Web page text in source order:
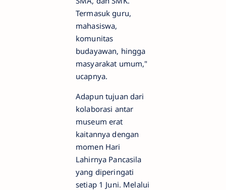
Termasuk guru,
mahasiswa,
komunitas
budayawan, hingga
masyarakat umum,"
ucapnya.
Adapun tujuan dari
kolaborasi antar
museum erat
kaitannya dengan
momen Hari
Lahirnya Pancasila
yang diperingati
setiap 1 Juni. Melalui